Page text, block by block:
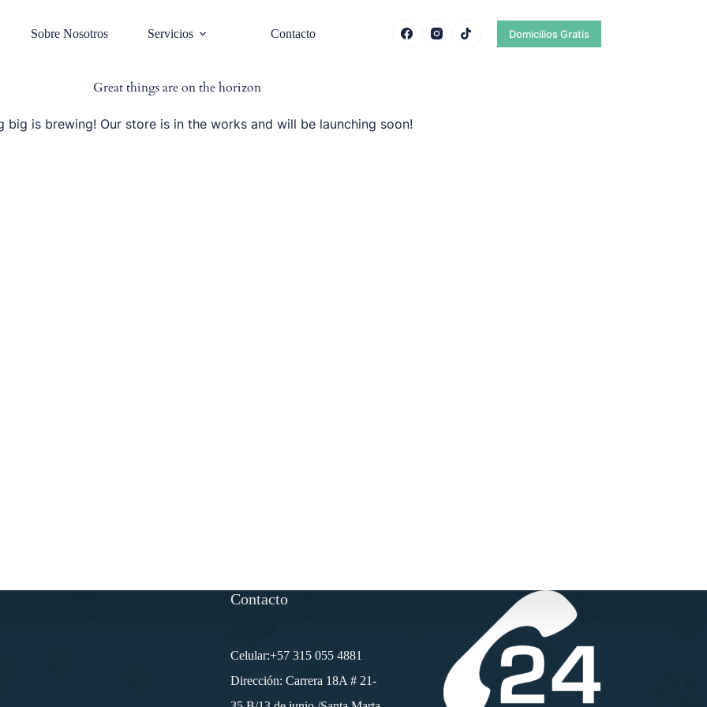
Sobre Nosotros Servicios Contacto Domicilios Gratis
Great things are on the horizon
big is brewing! Our store is in the works and will be launching soon!
Contacto
Celular:+57 315 055 4881
Dirección: Carrera 18A # 21-